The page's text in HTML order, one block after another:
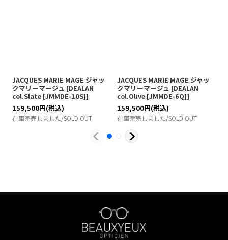
JACQUES MARIE MAGE ジャッ
クマリーマージュ [DEALAN
col.Slate [JMMDE-10S]]
159,500円(税込)
在庫完売しました/SOLD OUT
JACQUES MARIE MAGE ジャッ
クマリーマージュ [DEALAN
col.Olive [JMMDE-6Q]]
159,500円(税込)
在庫完売しました/SOLD OUT